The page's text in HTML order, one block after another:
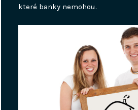
které banky nemohou.